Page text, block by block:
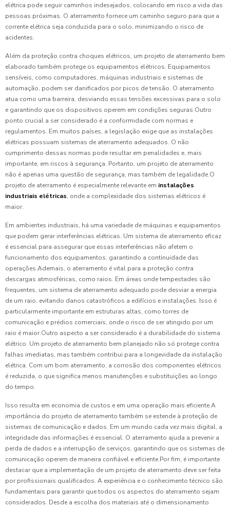
elétrica pode seguir caminhos indesejados, colocando em risco a vida das
pessoas próximas. O aterramento fornece um caminho seguro para que a
corrente elétrica seja conduzida para o solo, minimizando o risco de
acidentes.
Além da proteção contra choques elétricos, um projeto de aterramento bem
elaborado também protege os equipamentos elétricos. Equipamentos
sensíveis, como computadores, máquinas industriais e sistemas de
automação, podem ser danificados por picos de tensão. O aterramento
atua como uma barreira, desviando essas tensões excessivas para o solo
e garantindo que os dispositivos operem em condições seguras.Outro
ponto crucial a ser considerado é a conformidade com normas e
regulamentos. Em muitos países, a legislação exige que as instalações
elétricas possuam sistemas de aterramento adequados. O não
cumprimento dessas normas pode resultar em penalidades e, mais
importante, em riscos à segurança. Portanto, um projeto de aterramento
não é apenas uma questão de segurança, mas também de legalidade.O
projeto de aterramento é especialmente relevante em instalações
industriais elétricas, onde a complexidade dos sistemas elétricos é
maior.
Em ambientes industriais, há uma variedade de máquinas e equipamentos
que podem gerar interferências elétricas. Um sistema de aterramento eficaz
é essencial para assegurar que essas interferências não afetem o
funcionamento dos equipamentos, garantindo a continuidade das
operações.Ademais, o aterramento é vital para a proteção contra
descargas atmosféricas, como raios. Em áreas onde tempestades são
frequentes, um sistema de aterramento adequado pode desviar a energia
de um raio, evitando danos catastróficos a edifícios e instalações. Isso é
particularmente importante em estruturas altas, como torres de
comunicação e prédios comerciais, onde o risco de ser atingido por um
raio é maior.Outro aspecto a ser considerado é a durabilidade do sistema
elétrico. Um projeto de aterramento bem planejado não só protege contra
falhas imediatas, mas também contribui para a longevidade da instalação
elétrica. Com um bom aterramento, a corrosão dos componentes elétricos
é reduzida, o que significa menos manutenções e substituições ao longo
do tempo.
Isso resulta em economia de custos e em uma operação mais eficiente.A
importância do projeto de aterramento também se estende à proteção de
sistemas de comunicação e dados. Em um mundo cada vez mais digital, a
integridade das informações é essencial. O aterramento ajuda a prevenir a
perda de dados e a interrupção de serviços, garantindo que os sistemas de
comunicação operem de maneira confiável e eficiente.Por fim, é importante
destacar que a implementação de um projeto de aterramento deve ser feita
por profissionais qualificados. A experiência e o conhecimento técnico são
fundamentais para garantir que todos os aspectos do aterramento sejam
considerados. Desde a escolha dos materiais até o dimensionamento